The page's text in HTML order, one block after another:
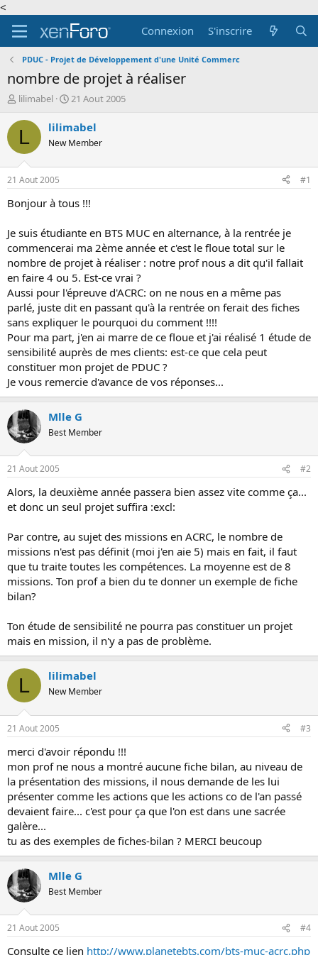
<
Connexion
S'inscrire
PDUC - Projet de Développement d'une Unité Commerc
nombre de projet à réaliser
A
t
r
d
e
l
i
s
c
u
s
i
o
n
lilimabel
D
t
d
é
b
21 Aout 2005
L lilimabel
New Member
21 Aout 2005 #1
Bonjour à tous !!!
Je suis étudiante en BTS MUC en alternance, à la rentrée je
commencerai ma 2ème année et c'est le floue total sur le
nombre de projet à réaliser : notre prof nous a dit qu'il fallait
en faire 4 ou 5. Est-ce vrai ?
Aussi pour l'épreuve d'ACRC: on ne nous en a même pas
parlé, juste dit en passant qu'à la rentrée on ferait des fiches
sans expliquer le pourquoi du comment !!!!
Pour ma part, j'en ai marre de ce floue et j'ai réalisé 1 étude de
sensibilité auprès de mes clients: est-ce que cela peut
constituer mon projet de PDUC ?
Je vous remercie d'avance de vos réponses...
Mlle G
Best Member
21 Aout 2005 #2
Alors, la deuxième année passera bien assez vite comme ça...
et donc un seul projet suffira :excl:
Par contre, au sujet des missions en ACRC, le nombre de
missions n'est pas définit (moi j'en aie 5) mais en fait, il faut
que tu traite toutes les compétences. La moyenne est de 8
missions. Ton prof a bien du te donner un exemple de fiche
bilan?
Ton étude de sensibilité ne pourra pas constituer un projet
mais en mission, il n'y a pas de problème.
L lilimabel
New Member
21 Aout 2005 #3
merci d'avoir répondu !!!
mon prof ne nous a montré aucune fiche bilan, au niveau de
la présentation des missions, il nous demande de les lui
présenter comme les actions que les actions co de l'an passé
devaient faire... c'est pour ça que l'on est dans une sacrée
galère...
tu as des exemples de fiches-bilan ? MERCI beucoup
Mlle G
Best Member
21 Aout 2005 #4
Consulte ce lien http://www.planetebts.com/bts-muc-acrc.php